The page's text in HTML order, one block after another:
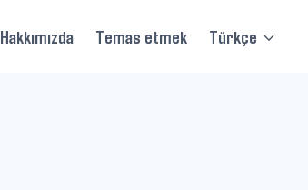
Hakkımızda Temas etmek Türkçe